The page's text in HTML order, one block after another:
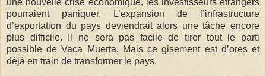
une nouvelle crise économique, les investisseurs étrangers
pourraient paniquer. L’expansion de l’infrastructure
d’exportation du pays deviendrait alors une tâche encore
plus difficile. Il ne sera pas facile de tirer tout le parti
possible de Vaca Muerta. Mais ce gisement est d’ores et
déjà en train de transformer le pays.